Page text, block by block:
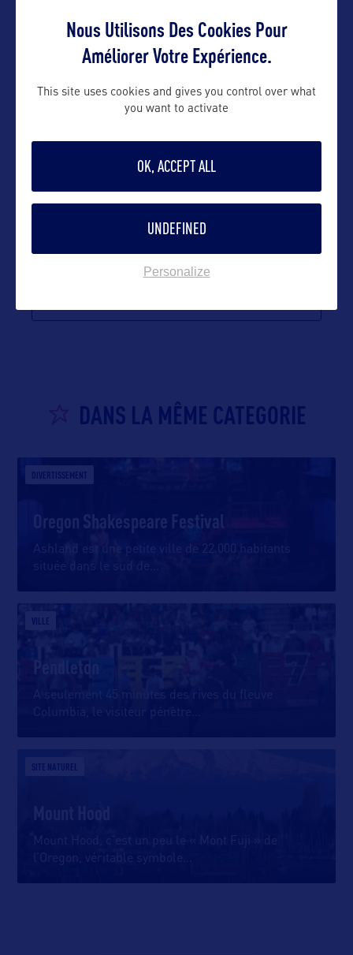
Olivier@orkestra-tourism.com
Suivre
DANS LA MÊME CATEGORIE
DIVERTISSEMENT
Oregon Shakespeare Festival
Ashland est une petite ville de 22.000 habitants
située dans le sud de
VILLE
Pendleton
A seulement 45 minutes des rives du fleuve
Columbia, le visiteur pénètre
SITE NATUREL
Mount Hood, c’est un peu le « Mont Fuji » de
l’Oregon, véritable symbole
Nous Utilisons Des Cookies Pour
Améliorer Votre Expérience.
This site uses cookies and gives you control over what
you want to activate
OK, ACCEPT ALL
UNDEFINED
Personalize